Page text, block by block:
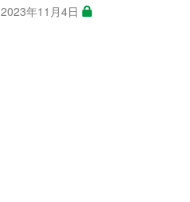
2023年11月4日